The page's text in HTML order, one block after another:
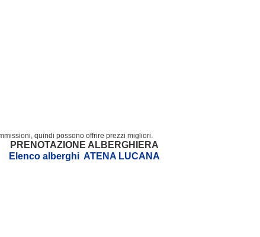
quindi possono offrire prezzi migliori.
PRENOTAZIONE ALBERGHIERA
Elenco alberghi ATENA LUCANA